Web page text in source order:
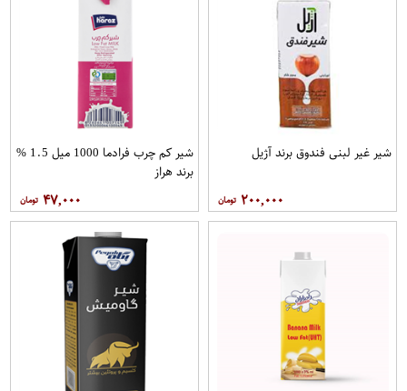
شیر غیر لبنی فندوق برند آژیل
۲۰۰,۰۰۰
شیر کم چرب فرادما 1000 میل 1.5 %
برند هراز
۴۷,۰۰۰